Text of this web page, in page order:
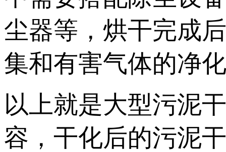
尘器等，烘干完成
集和有害气体的净
以上就是大型污泥
容，干化后的污泥